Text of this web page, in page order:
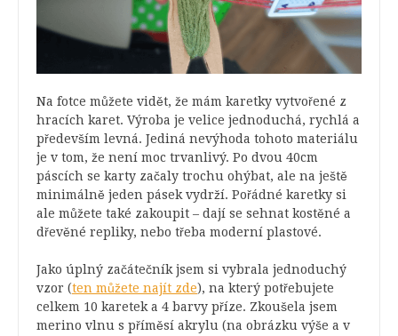
Na fotce můžete vidět, že mám karetky vytvořené z
hracích karet. Výroba je velice jednoduchá, rychlá a
především levná. Jediná nevýhoda tohoto materiálu
je v tom, že není moc trvanlivý. Po dvou 40cm
páscích se karty začaly trochu ohýbat, ale na ještě
minimálně jeden pásek vydrží. Pořádné karetky si
ale můžete také zakoupit – dají se sehnat kostěné a
dřevěné repliky, nebo třeba moderní plastové.
Jako úplný začátečník jsem si vybrala jednoduchý
vzor (ten můžete najít zde), na který potřebujete
celkem 10 karetek a 4 barvy příze. Zkoušela jsem
merino vlnu s příměsí akrylu (na obrázku výše a v